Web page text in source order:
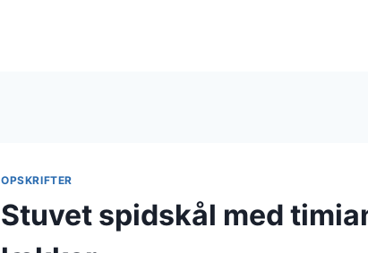
OPSKRIFTER
Stuvet spidskål med